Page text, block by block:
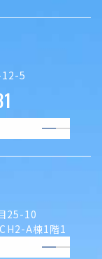
12-5
25-10
A棟1階1